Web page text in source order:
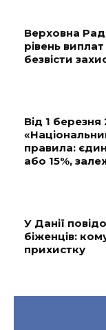
Верховна
рівень
безвісти
Від 1
правила:
або 15%,
У Данії
біженців:
прихистку